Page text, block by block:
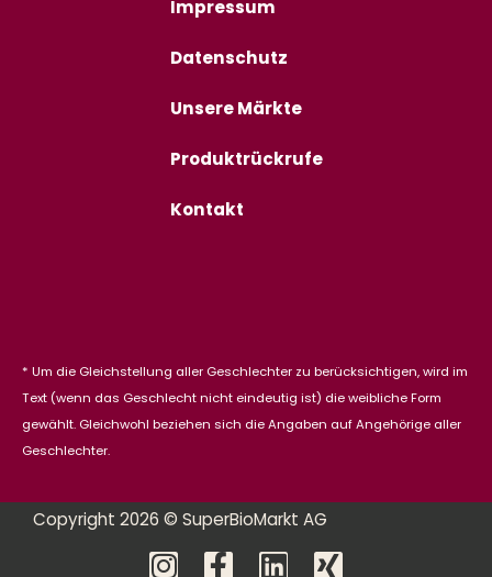
Impressum
Datenschutz
Unsere Märkte
Produktrückrufe
Kontakt
* Um die Gleichstellung aller Geschlechter zu berücksichtigen, wird im
Text (wenn das Geschlecht nicht eindeutig ist) die weibliche Form
gewählt. Gleichwohl beziehen sich die Angaben auf Angehörige aller
Geschlechter.
Copyright 2026 © SuperBioMarkt AG